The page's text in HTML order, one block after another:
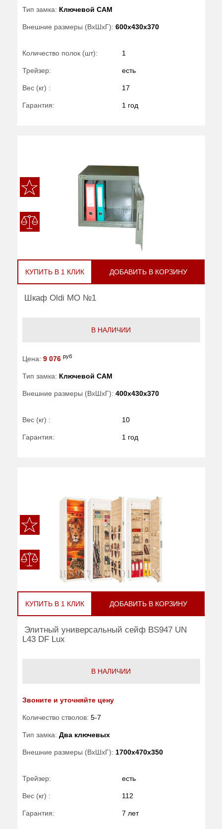
Тип замка: Ключевой САМ
Внешние размеры (ВхШхГ): 600x430x370
Количество полок (шт): 1
Трейзер: есть
Вес (кг) : 17
Гарантия: 1 год
КУПИТЬ В 1 КЛИК ДОБАВИТЬ В КОРЗИНУ
Шкаф Oldi МО №1
В НАЛИЧИИ
Цена: 9 076 руб
Тип замка: Ключевой САМ
Внешние размеры (ВхШхГ): 400x430x370
Вес (кг) : 10
Гарантия: 1 год
КУПИТЬ В 1 КЛИК ДОБАВИТЬ В КОРЗИНУ
Элитный универсальный сейф BS947 UN
L43 DF Lux
В НАЛИЧИИ
Звоните и уточняйте цену
Количество стволов: 5-7
Тип замка: Два ключевых
Внешние размеры (ВхШхГ): 1700x470x350
Трейзер: есть
Вес (кг) : 112
Гарантия: 7 лет